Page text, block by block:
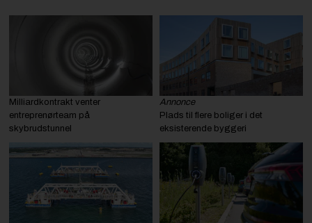
Milliardkontrakt venter
entreprenørteam på
skybrudstunnel
Annonce
Plads til flere boliger i det
eksisterende byggeri